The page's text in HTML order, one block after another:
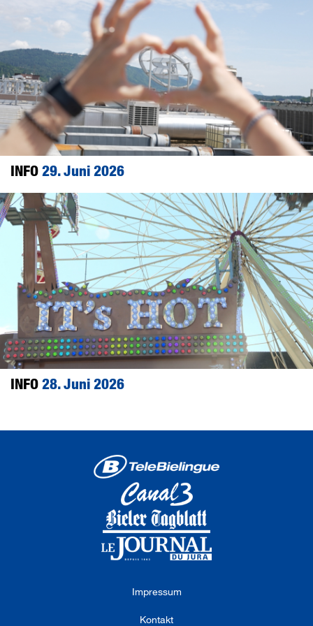
INFO29. Juni 2026
INFO28. Juni 2026
Impressum
Kontakt